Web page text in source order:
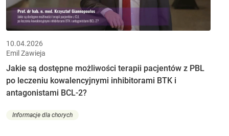
10.04.2026
Emil Zawieja
Jakie są dostępne możliwości terapii pacjentów z PBL
po leczeniu kowalencyjnymi inhibitorami BTK i
antagonistami BCL-2?
Informacje dla chorych